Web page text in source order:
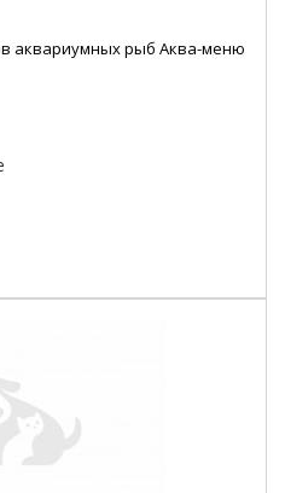
аквариумных рыб Аква-меню